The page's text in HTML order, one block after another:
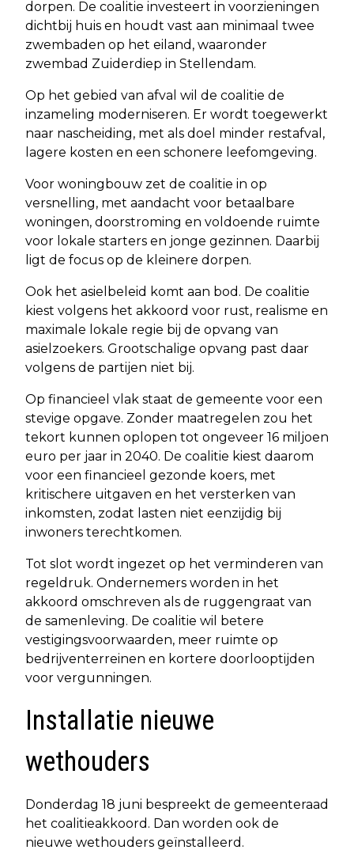
dorpen. De coalitie investeert in voorzieningen
dichtbij huis en houdt vast aan minimaal twee
zwembaden op het eiland, waaronder
zwembad Zuiderdiep in Stellendam.
Op het gebied van afval wil de coalitie de
inzameling moderniseren. Er wordt toegewerkt
naar nascheiding, met als doel minder restafval,
lagere kosten en een schonere leefomgeving.
Voor woningbouw zet de coalitie in op
versnelling, met aandacht voor betaalbare
woningen, doorstroming en voldoende ruimte
voor lokale starters en jonge gezinnen. Daarbij
ligt de focus op de kleinere dorpen.
Ook het asielbeleid komt aan bod. De coalitie
kiest volgens het akkoord voor rust, realisme en
maximale lokale regie bij de opvang van
asielzoekers. Grootschalige opvang past daar
volgens de partijen niet bij.
Op financieel vlak staat de gemeente voor een
stevige opgave. Zonder maatregelen zou het
tekort kunnen oplopen tot ongeveer 16 miljoen
euro per jaar in 2040. De coalitie kiest daarom
voor een financieel gezonde koers, met
kritischere uitgaven en het versterken van
inkomsten, zodat lasten niet eenzijdig bij
inwoners terechtkomen.
Tot slot wordt ingezet op het verminderen van
regeldruk. Ondernemers worden in het
akkoord omschreven als de ruggengraat van
de samenleving. De coalitie wil betere
vestigingsvoorwaarden, meer ruimte op
bedrijventerreinen en kortere doorlooptijden
voor vergunningen.
Installatie nieuwe
wethouders
Donderdag 18 juni bespreekt de gemeenteraad
het coalitieakkoord. Dan worden ook de
nieuwe wethouders geïnstalleerd.